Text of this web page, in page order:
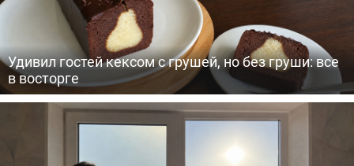
Удивил гостей кексом с грушей, но без груши: все
в восторге